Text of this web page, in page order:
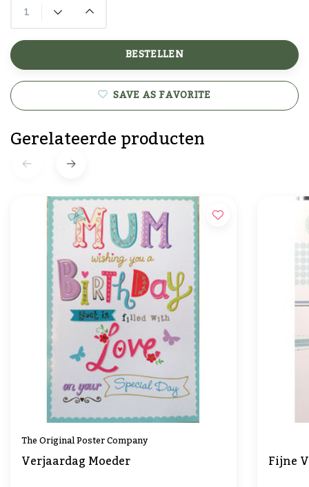
BESTELLEN
SAVE AS FAVORITE
Gerelateerde producten
The Original Poster Company
Verjaardag Moeder Fijne